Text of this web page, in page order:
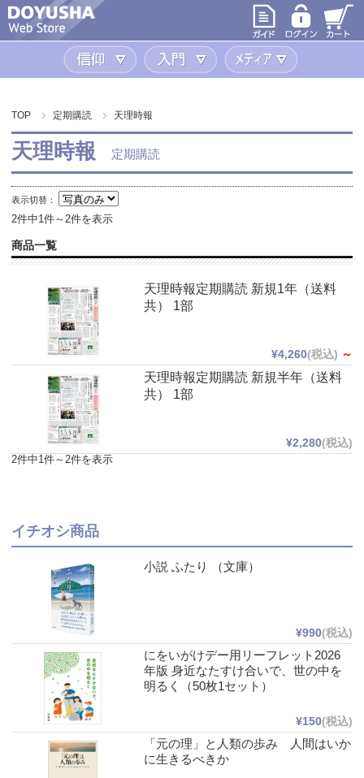
信仰 入門
TOP 定期購読 天理時報
天理時報 定期購読
表示切替：
2件中1件～2件を表示
商品一覧
天理時報定期購読 新規1年（送料
共） 1部
¥4,260(税込) ～
天理時報定期購読 新規半年（送料
共） 1部
¥2,280(税込)
2件中1件～2件を表示
イチオシ商品
小説 ふたり （文庫）
¥990(税込)
にをいがけデー用リーフレット2026
年版 身近なたすけ合いで、世の中を
明るく（50枚1セット）
¥150(税込)
「元の理」と人類の歩み 人間はいか
に生きるべきか